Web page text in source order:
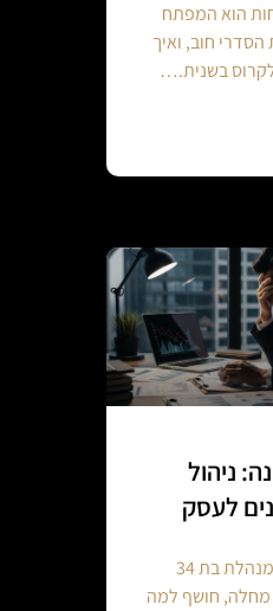
הוא המפתח
חוב, ואיך
בשנית.…
ניהול
לעסק
הסיפור של עדי, מנהלת בת 34
חושף למה